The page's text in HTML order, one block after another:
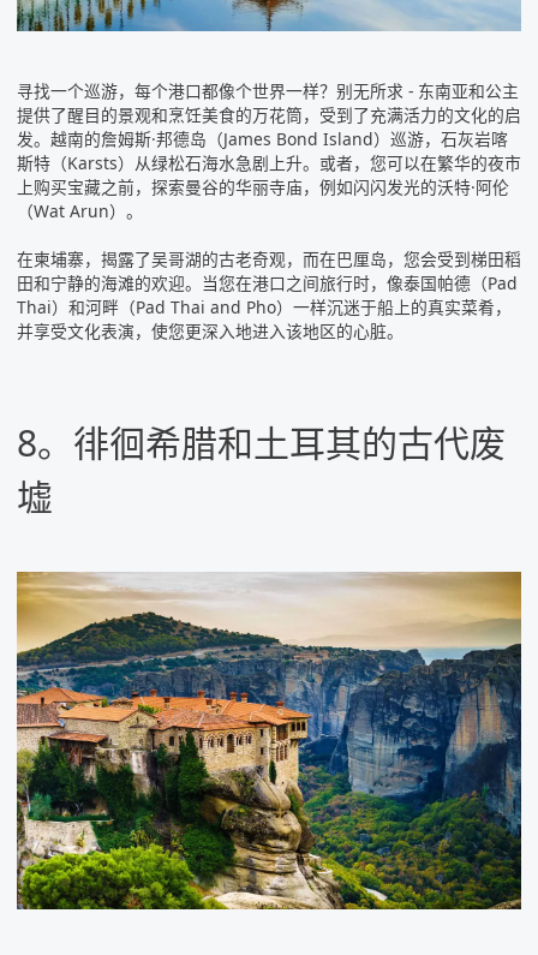
寻找一个巡游，每个港口都像个世界一样？别无所求 - 东南亚和公主
提供了醒目的景观和烹饪美食的万花筒，受到了充满活力的文化的启
发。越南的詹姆斯·邦德岛（James Bond Island）巡游，石灰岩喀
斯特（Karsts）从绿松石海水急剧上升。或者，您可以在繁华的夜市
上购买宝藏之前，探索曼谷的华丽寺庙，例如闪闪发光的沃特·阿伦
（Wat Arun）。
在柬埔寨，揭露了吴哥湖的古老奇观，而在巴厘岛，您会受到梯田稻
田和宁静的海滩的欢迎。当您在港口之间旅行时，像泰国帕德（Pad
Thai）和河畔（Pad Thai and Pho）一样沉迷于船上的真实菜肴，
并享受文化表演，使您更深入地进入该地区的心脏。
8。徘徊希腊和土耳其的古代废
墟